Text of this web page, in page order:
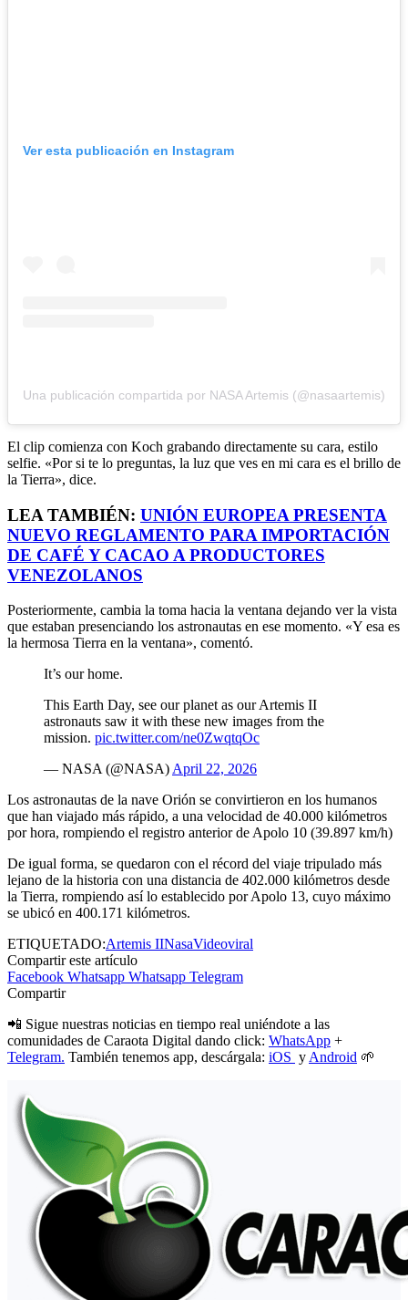
Ver esta publicación en Instagram
Una publicación compartida por NASA Artemis (@nasaartemis)
El clip comienza con Koch grabando directamente su cara, estilo
selfie. «Por si te lo preguntas, la luz que ves en mi cara es el brillo de
la Tierra», dice.
LEA TAMBIÉN: UNIÓN EUROPEA PRESENTA
NUEVO REGLAMENTO PARA IMPORTACIÓN
DE CAFÉ Y CACAO A PRODUCTORES
VENEZOLANOS
Posteriormente, cambia la toma hacia la ventana dejando ver la vista
que estaban presenciando los astronautas en ese momento. «Y esa es
la hermosa Tierra en la ventana», comentó.
It’s our home.
This Earth Day, see our planet as our Artemis II
astronauts saw it with these new images from the
mission. pic.twitter.com/ne0ZwqtqOc
— NASA (@NASA)April 22, 2026
Los astronautas de la nave Orión se convirtieron en los humanos
que han viajado más rápido, a una velocidad de 40.000 kilómetros
por hora, rompiendo el registro anterior de Apolo 10 (39.897 km/h)
De igual forma, se quedaron con el récord del viaje tripulado más
lejano de la historia con una distancia de 402.000 kilómetros desde
la Tierra, rompiendo así lo establecido por Apolo 13, cuyo máximo
se ubicó en 400.171 kilómetros.
ETIQUETADO:Artemis IINasaVideoviral
Compartir este artículo
Facebook Whatsapp Whatsapp Telegram
Compartir
📲 Sigue nuestras noticias en tiempo real uniéndote a las
comunidades de Caraota Digital dando click: WhatsApp +
Telegram. También tenemos app, descárgala: iOS yAndroid 🌱